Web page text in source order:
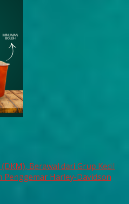
Berawal dari Grup Kecil
Penggemar Harley-Davidson